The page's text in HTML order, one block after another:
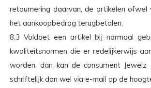
retournering daarvan, de artikelen ofwel
het aankoopbedrag terugbetalen.
8.3 Voldoet een artikel bij normaal
kwaliteitsnormen die er redelijkerwijs
worden, dan kan de consument Jewelz
schriftelijk dan wel via e-mail op de